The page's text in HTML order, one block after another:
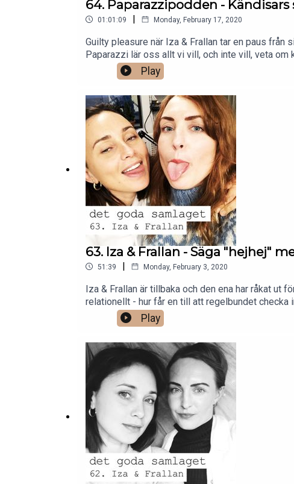
64. Paparazzipodden - Kändisars
01:01:09 | Monday, February 17, 2020
Guilty pleasure när Iza & Frallan tar en paus
Paparazzi lär oss allt vi vill, och inte vill, veta
EJ exkluderade!
Play
63. Iza & Frallan - Säga "hejhej"
51:39 | Monday, February 3, 2020
Iza & Frallan är tillbaka och den ena har råkat ut
relationellt - hur får en till att regelbundet
länk vid 27.45. Hårdhet är ett problem! 😥
Play